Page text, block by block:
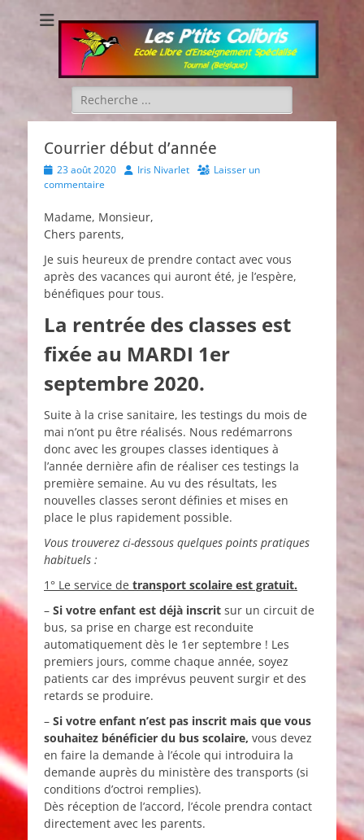
Les P'tits Colibris
Rechercher :
Courrier début d’année
Posted
on
23 août 2020 AuthorIris Nivarlet
Laisser un
commentaire
Madame, Monsieur,
Chers parents,
Je suis heureux de prendre contact avec vous
après des vacances qui auront été, je l’espère,
bénéfiques pour tous.
La rentrée des classes est
fixée au MARDI 1er
septembre 2020.
Suite à la crise sanitaire, les testings du mois de
mai n’ont pu être réalisés. Nous redémarrons
donc avec les groupes classes identiques à
l’année dernière afin de réaliser ces testings la
première semaine. Au vu des résultats, les
nouvelles classes seront définies et mises en
place le plus rapidement possible.
Vous trouverez ci-dessous quelques points pratiques
habituels :
1° Le service de transport scolaire est gratuit.
– Si votre enfant est déjà inscrit sur un circuit de
bus, sa prise en charge est reconduite
automatiquement dès le 1er septembre ! Les
premiers jours, comme chaque année, soyez
patients car des imprévus peuvent surgir et des
retards se produire.
– Si votre enfant n’est pas inscrit mais que vous
souhaitez bénéficier du bus scolaire, vous devez
en faire la demande à l’école qui introduira la
demande auprès du ministère des transports (si
conditions d’octroi remplies).
Dès réception de l’accord, l’école prendra contact
directement avec les parents.